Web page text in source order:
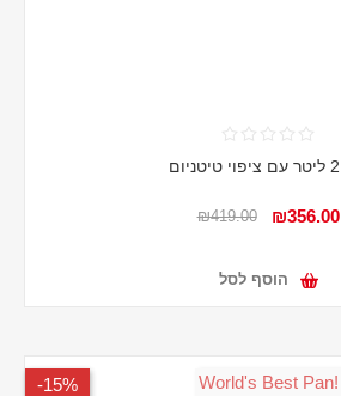
₪356.00
₪419.00
הוסף לסל
15%- !World's Best Pan